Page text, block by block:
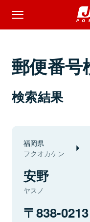
郵便番号
検索結果
福岡県
フクオカケン
安野
ヤスノ
838-0213